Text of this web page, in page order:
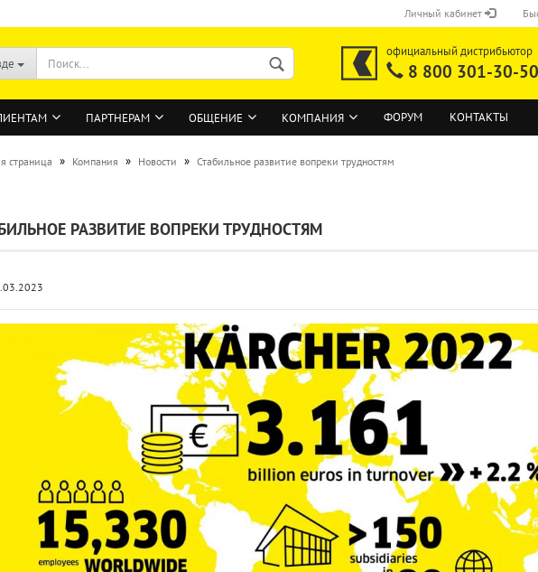
Личный кабинет
официальный дистрибьютор
8 800 301-30-50
ПАРТНЕРАМ ОБЩЕНИЕ КОМПАНИЯ ФОРУМ КОНТАКТЫ
страница » Компания » Новости » Стабильное развитие вопреки трудностям
РАЗВИТИЕ ВОПРЕКИ ТРУДНОСТЯМ